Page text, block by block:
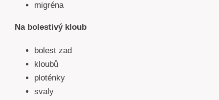
migréna
Na bolestivý kloub
bolest zad
kloubů
ploténky
svaly